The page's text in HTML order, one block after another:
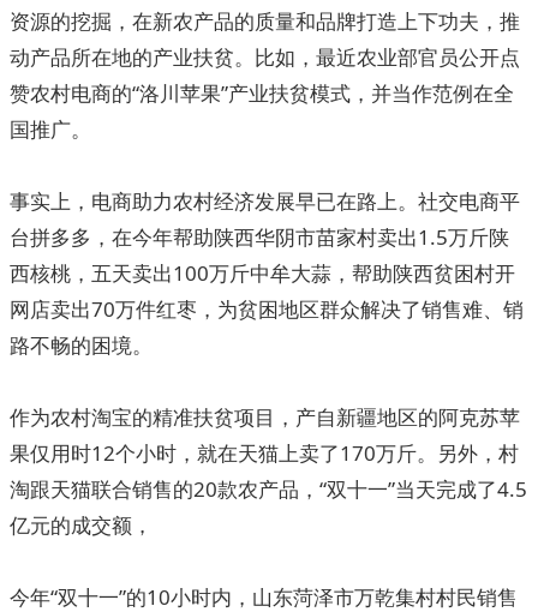
资源的挖掘，在新农产品的质量和品牌打造上下功夫，推
动产品所在地的产业扶贫。比如，最近农业部官员公开点
赞农村电商的“洛川苹果”产业扶贫模式，并当作范例在全
国推广。
事实上，电商助力农村经济发展早已在路上。社交电商平
台拼多多，在今年帮助陕西华阴市苗家村卖出1.5万斤陕
西核桃，五天卖出100万斤中牟大蒜，帮助陕西贫困村开
网店卖出70万件红枣，为贫困地区群众解决了销售难、销
路不畅的困境。
作为农村淘宝的精准扶贫项目，产自新疆地区的阿克苏苹
果仅用时12个小时，就在天猫上卖了170万斤。另外，村
淘跟天猫联合销售的20款农产品，“双十一”当天完成了4.5
亿元的成交额，
今年“双十一”的10小时内，山东菏泽市万乾集村村民销售